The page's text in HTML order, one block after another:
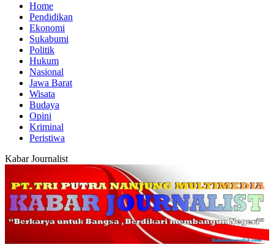
Home
Pendidikan
Ekonomi
Sukabumi
Politik
Hukum
Nasional
Jawa Barat
Wisata
Budaya
Opini
Kriminal
Peristiwa
Kabar Journalist